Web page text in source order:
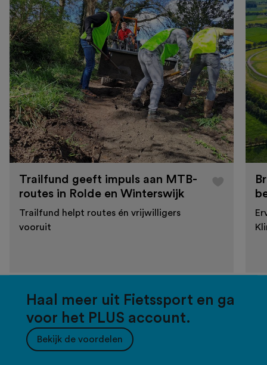
Trailfund geeft impuls aan MTB-
routes in Rolde en Winterswijk
Trailfund helpt routes én vrijwilligers
vooruit
Haal meer uit Fietssport en ga
voor het PLUS account.
Bekijk de voordelen